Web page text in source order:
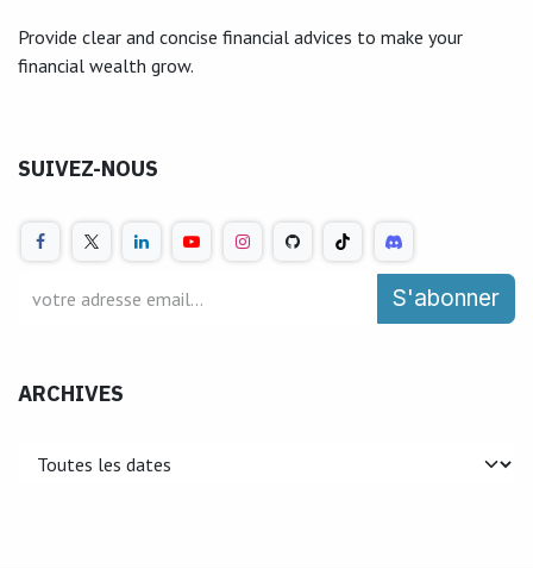
Provide clear and concise financial advices to make your
financial wealth grow.
SUIVEZ-NOUS
S'abonner
ARCHIVES